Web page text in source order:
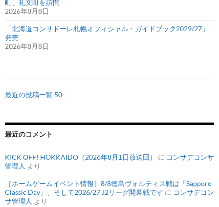
町、礼文町を訪問
2026年8月8日
「北海道コンサドーレ札幌オフィシャル・ガイドブック2029/27」
発売
2026年8月8日
最近の投稿一覧 50
最近のコメント
KICK OFF! HOKKAIDO（2026年8月1日放送回） に コンサデコンサ
管理人 より
［ホームゲームイベント情報］8/8徳島ヴォルティス戦は「Sapporo
Classic Day」、そして2026/27 J2リーグ開幕戦です に コンサデコン
サ管理人 より